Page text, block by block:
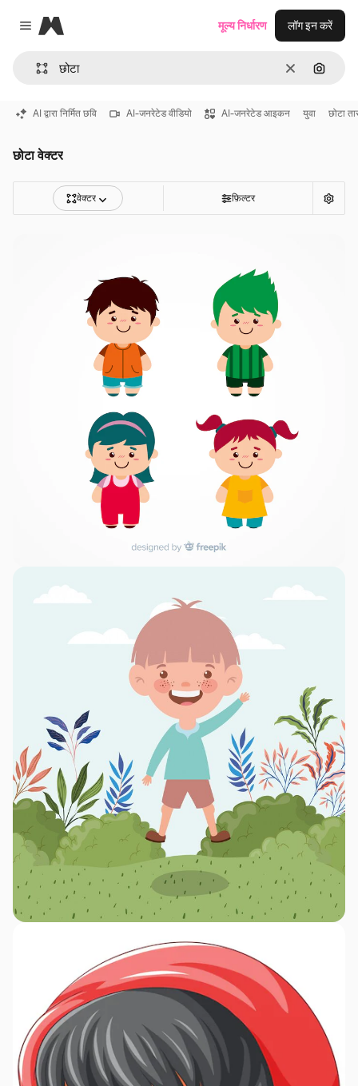
Close menu
Magnific
साफ़ इमेज से
मूल्य निर्धारण लॉग इन करें
AI द्वारा निर्मित छवि AI-जनरेटेड वीडियो AI-जनरेटेड आइकन युवा छोटा
छोटा वेक्टर
वेक्टर फ़िल्टर